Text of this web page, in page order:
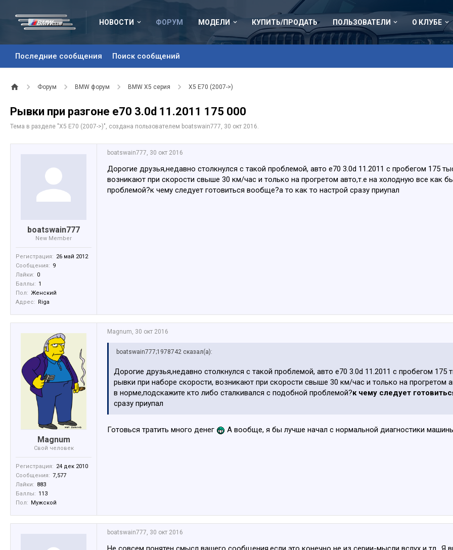
НОВОСТИ ФОРУМ
Последние сообщения Поиск сообщений
МОДЕЛИ КУПИТЬ/ПРОДАТЬ ПОЛЬЗОВАТЕЛИ О КЛУБЕ
Форум BMW форум BMW X5 серия X5 E70 (2007->)
Рывки при разгоне e70 3.0d 11.2011 175 000
Тема в разделе "X5 E70 (2007->)", создана пользователем boatswain777, 30 окт 2016.
boatswain777
New Member
Регистрация: 26 май 2012
Сообщения: 9
Лайки: 0
Баллы: 1
Пол: Женский
Адрес: Riga
boatswain777, 30 окт 2016
Дорогие друзья,недавно столкнулся с такой проблемой, авто е70 3.0d 11.2011 с пробегом 175
возникают при скорости свыше 30 км/час и только на прогретом авто,т.е на холодную все как
проблемой?к чему следует готовиться вообще?а то как то настрой сразу приупал
Magnum
Свой человек
Регистрация: 24 дек 2010
Сообщения: 7,577
Лайки: 883
Баллы: 113
Пол: Мужской
Magnum, 30 окт 2016
boatswain777;1978742 сказал(а):
Дорогие друзья,недавно столкнулся с такой проблемой, авто е70 3.0d 11.2011 с пробегом 175
рывки при наборе скорости, возникают при скорости свыше 30 км/час и только на прогретом
в норме,подскажите кто либо сталкивался с подобной проблемой?к чему следует
сразу приупал
Готовься тратить много денег А вообще, я бы лучше начал с нормальной диагностики
boatswain777, 30 окт 2016